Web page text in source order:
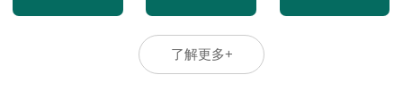
了解更多+